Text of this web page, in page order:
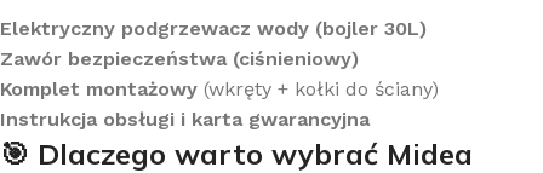
Elektryczny podgrzewacz wody (bojler 30L)
Zawór bezpieczeństwa (ciśnieniowy)
Komplet montażowy (wkręty + kołki do ściany)
Instrukcja obsługi i karta gwarancyjna
🎯 Dlaczego warto wybrać Midea